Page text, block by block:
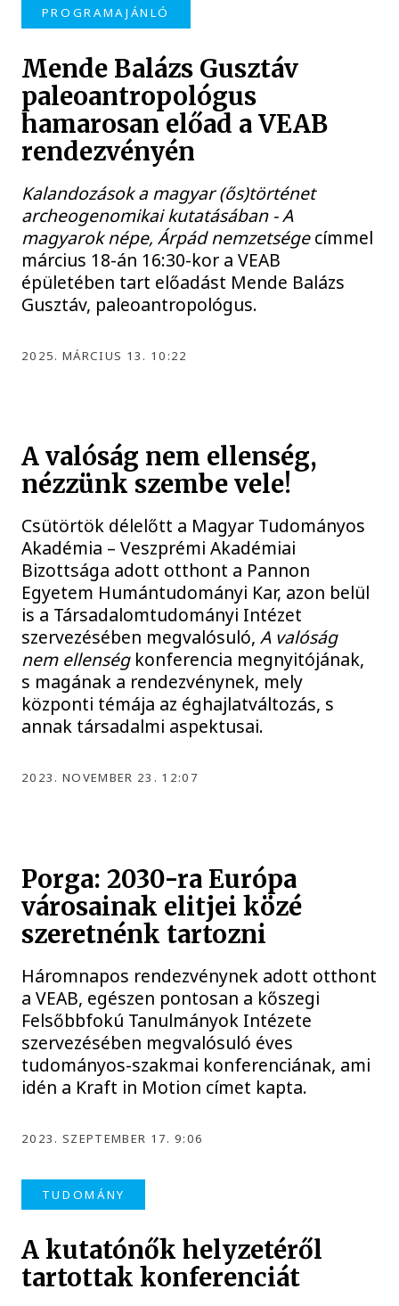
PROGRAMAJÁNLÓ
Mende Balázs Gusztáv
paleoantropológus
hamarosan előad a VEAB
rendezvényén
Kalandozások a magyar (ős)történet
archeogenomikai kutatásában - A
magyarok népe, Árpád nemzetségecímmel
március 18-án 16:30-kor a VEAB
épületében tart előadást Mende Balázs
Gusztáv, paleoantropológus.
2025. MÁRCIUS 13. 10:22
A valóság nem ellenség,
nézzünk szembe vele!
Csütörtök délelőtt a Magyar Tudományos
Akadémia – Veszprémi Akadémiai
Bizottsága adott otthont a Pannon
Egyetem Humántudományi Kar, azon belül
is a Társadalomtudományi Intézet
szervezésében megvalósuló,A valóság
nem ellenségkonferencia megnyitójának,
s magának a rendezvénynek, mely
központi témája az éghajlatváltozás, s
annak társadalmi aspektusai.
2023. NOVEMBER 23. 12:07
Porga: 2030-ra Európa
városainak elitjei közé
szeretnénk tartozni
Háromnapos rendezvénynek adott otthont
a VEAB, egészen pontosan a kőszegi
Felsőbbfokú Tanulmányok Intézete
szervezésében megvalósuló éves
tudományos-szakmai konferenciának, ami
idén a Kraft in Motion címet kapta.
2023. SZEPTEMBER 17. 9:06
TUDOMÁNY
A kutatónők helyzetéről
tartottak konferenciát